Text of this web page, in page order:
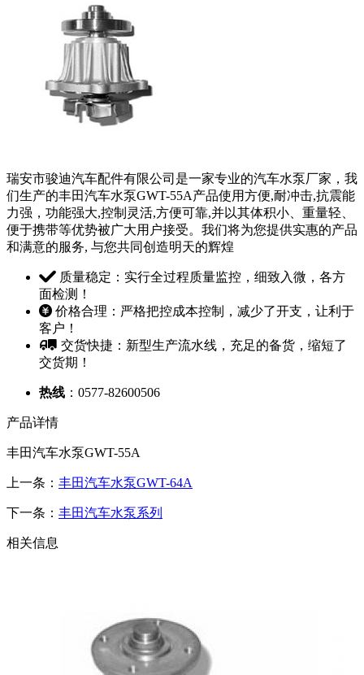
瑞安市骏迪汽车配件有限公司是一家专业的汽车水泵厂家，我
们生产的丰田汽车水泵GWT-55A产品使用方便,耐冲击,抗震能
力强，功能强大,控制灵活,方便可靠,并以其体积小、重量轻、
便于携带等优势被广大用户接受。我们将为您提供实惠的产品
和满意的服务, 与您共同创造明天的辉煌
质量稳定：实行全过程质量监控，细致入微，各方
面检测！
价格合理：严格把控成本控制，减少了开支，让利于
客户！
交货快捷：新型生产流水线，充足的备货，缩短了
交货期！
热线 ：0577-82600506
产品详情
丰田汽车水泵GWT-55A
上一条： 丰田汽车水泵GWT-64A
下一条： 丰田汽车水泵系列
相关信息